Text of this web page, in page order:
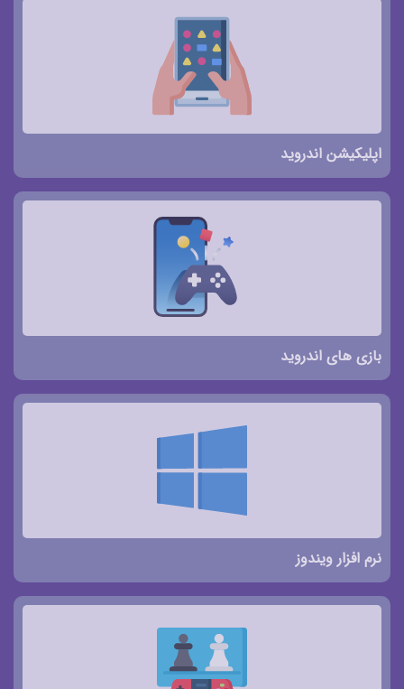
اپلیکیشن اندروید
بازی های اندروید
نرم افزار ویندوز